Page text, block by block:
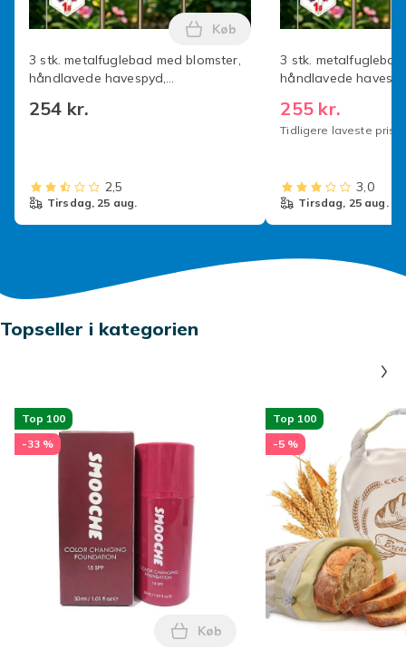
3 stk. metalfuglebad med blomster,
håndlavede havespyd,
insektvand, have- og
254 kr.
Læg 3 stk. metalfuglebad
Køb
2,5
tirsdag, 25 aug.
3 stk.
håndlavede
insektvand, have-
terrassefuglebade
255 kr.
Tidligere laveste pris:
3,0
tirsdag, 25 aug.
Topseller i kategorien
Top 100
-33 %
Læg Smooche Koreansk
Køb
Top 100
-5 %